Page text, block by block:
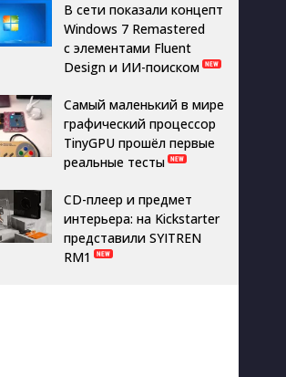
В сети показали концепт
Windows 7 Remastered
с элементами Fluent
Design и ИИ-поиском
Самый маленький в мире
графический процессор
TinyGPU прошёл первые
реальные тесты
CD-плеер и предмет
интерьера: на Kickstarter
представили SYITREN
RM1